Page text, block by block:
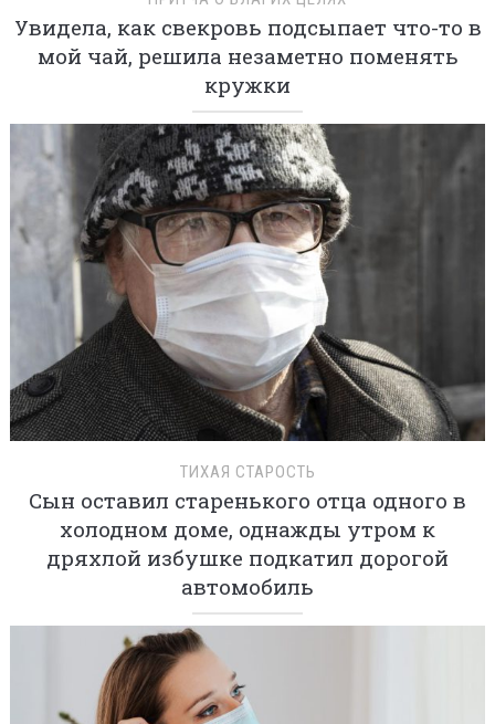
Увидела, как свекровь подсыпает что-то в
мой чай, решила незаметно поменять
кружки
ТИХАЯ СТАРОСТЬ
Сын оставил старенького отца одного в
холодном доме, однажды утром к
дряхлой избушке подкатил дорогой
автомобиль